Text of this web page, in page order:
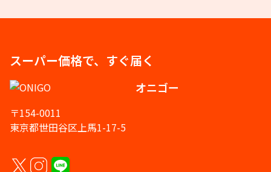
スーパー価格で、すぐ届く
オニゴー
〒154-0011
東京都世田谷区上馬1-17-5